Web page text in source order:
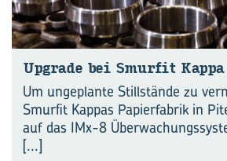
Up­grade bei Smur­fit Kappa
Um ungeplante Stillstände zu
Smurfit Kappas Papierfabrik in
auf das IMx-8
[...]